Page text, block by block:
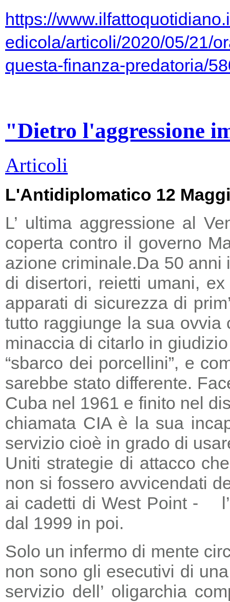
https://
edicola/articoli/2020/05/21/
questa-finanza-predatoria/
"Dietro l'aggressione
Articoli
L'Antidiplomatico 12
L’ ultima aggressione al
coperta contro il governo
azione criminale.Da 50 anni
di disertori, reietti umani,
apparati di sicurezza di
tutto raggiunge la sua
minaccia di citarlo in
“sbarco dei porcellini”, e
sarebbe stato differente.
Cuba nel 1961 e finito nel
chiamata CIA è la sua
servizio cioè in grado di
Uniti strategie di attacco
non si fossero avvicendati
ai cadetti di West Point - l’
dal 1999 in poi.
Solo un infermo di mente
non sono gli esecutivi di
servizio dell’ oligarchia